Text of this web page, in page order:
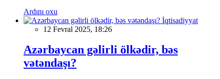
Ardını oxu
İqtisadiyyat
12 Fevral 2025, 18:26
Azərbaycan gəlirli ölkədir, bəs
vətəndaşı?